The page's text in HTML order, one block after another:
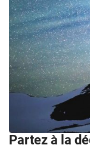
Partez à la